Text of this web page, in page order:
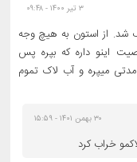
۳ تیر ۱۴۰۰ - ۰۹:۴۸
از استون به هیچ وجه
اینو داره که بپره پس
میپره و آب لاک تموم
۳۰ بهمن ۱۴۰۱ - ۱۵:۵۹
خراب کرد